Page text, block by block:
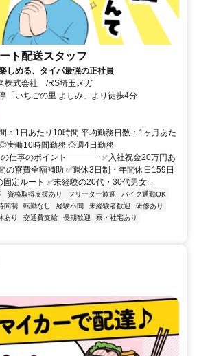
ト配送スタッフ
しめる、タイパ最強の正社員
株式会社 /RS埼玉メガ
「いちごの里 よしみ」より徒歩4分
：1日あたり10時間 平均勤務日数：1ヶ月あた
実働10時間勤務 ◎週4日勤務
仕事のポイント━━━━ ✅入社祝金20万円あ
の寮費全額補助 ✅週休3日制・年間休日159日
定ルート ✅未経験の20代・30代男女...
資格取得支援あり フリーター歓迎
バイク通勤OK
間制 転勤なし 経験不問 未経験者歓迎
研修あり
あり 交通費支給 長期歓迎
寮・社宅あり